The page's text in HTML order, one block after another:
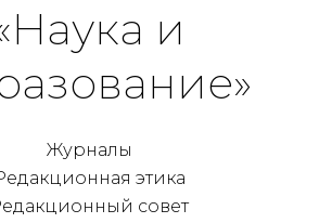
и
Журналы
этика
совет